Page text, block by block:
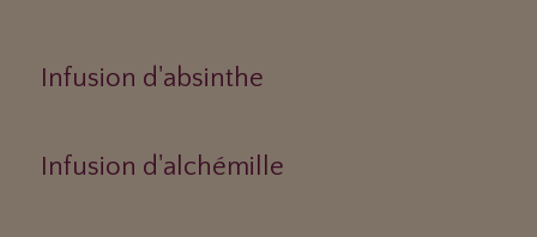
Infusion d'absinthe
Infusion d'alchémille